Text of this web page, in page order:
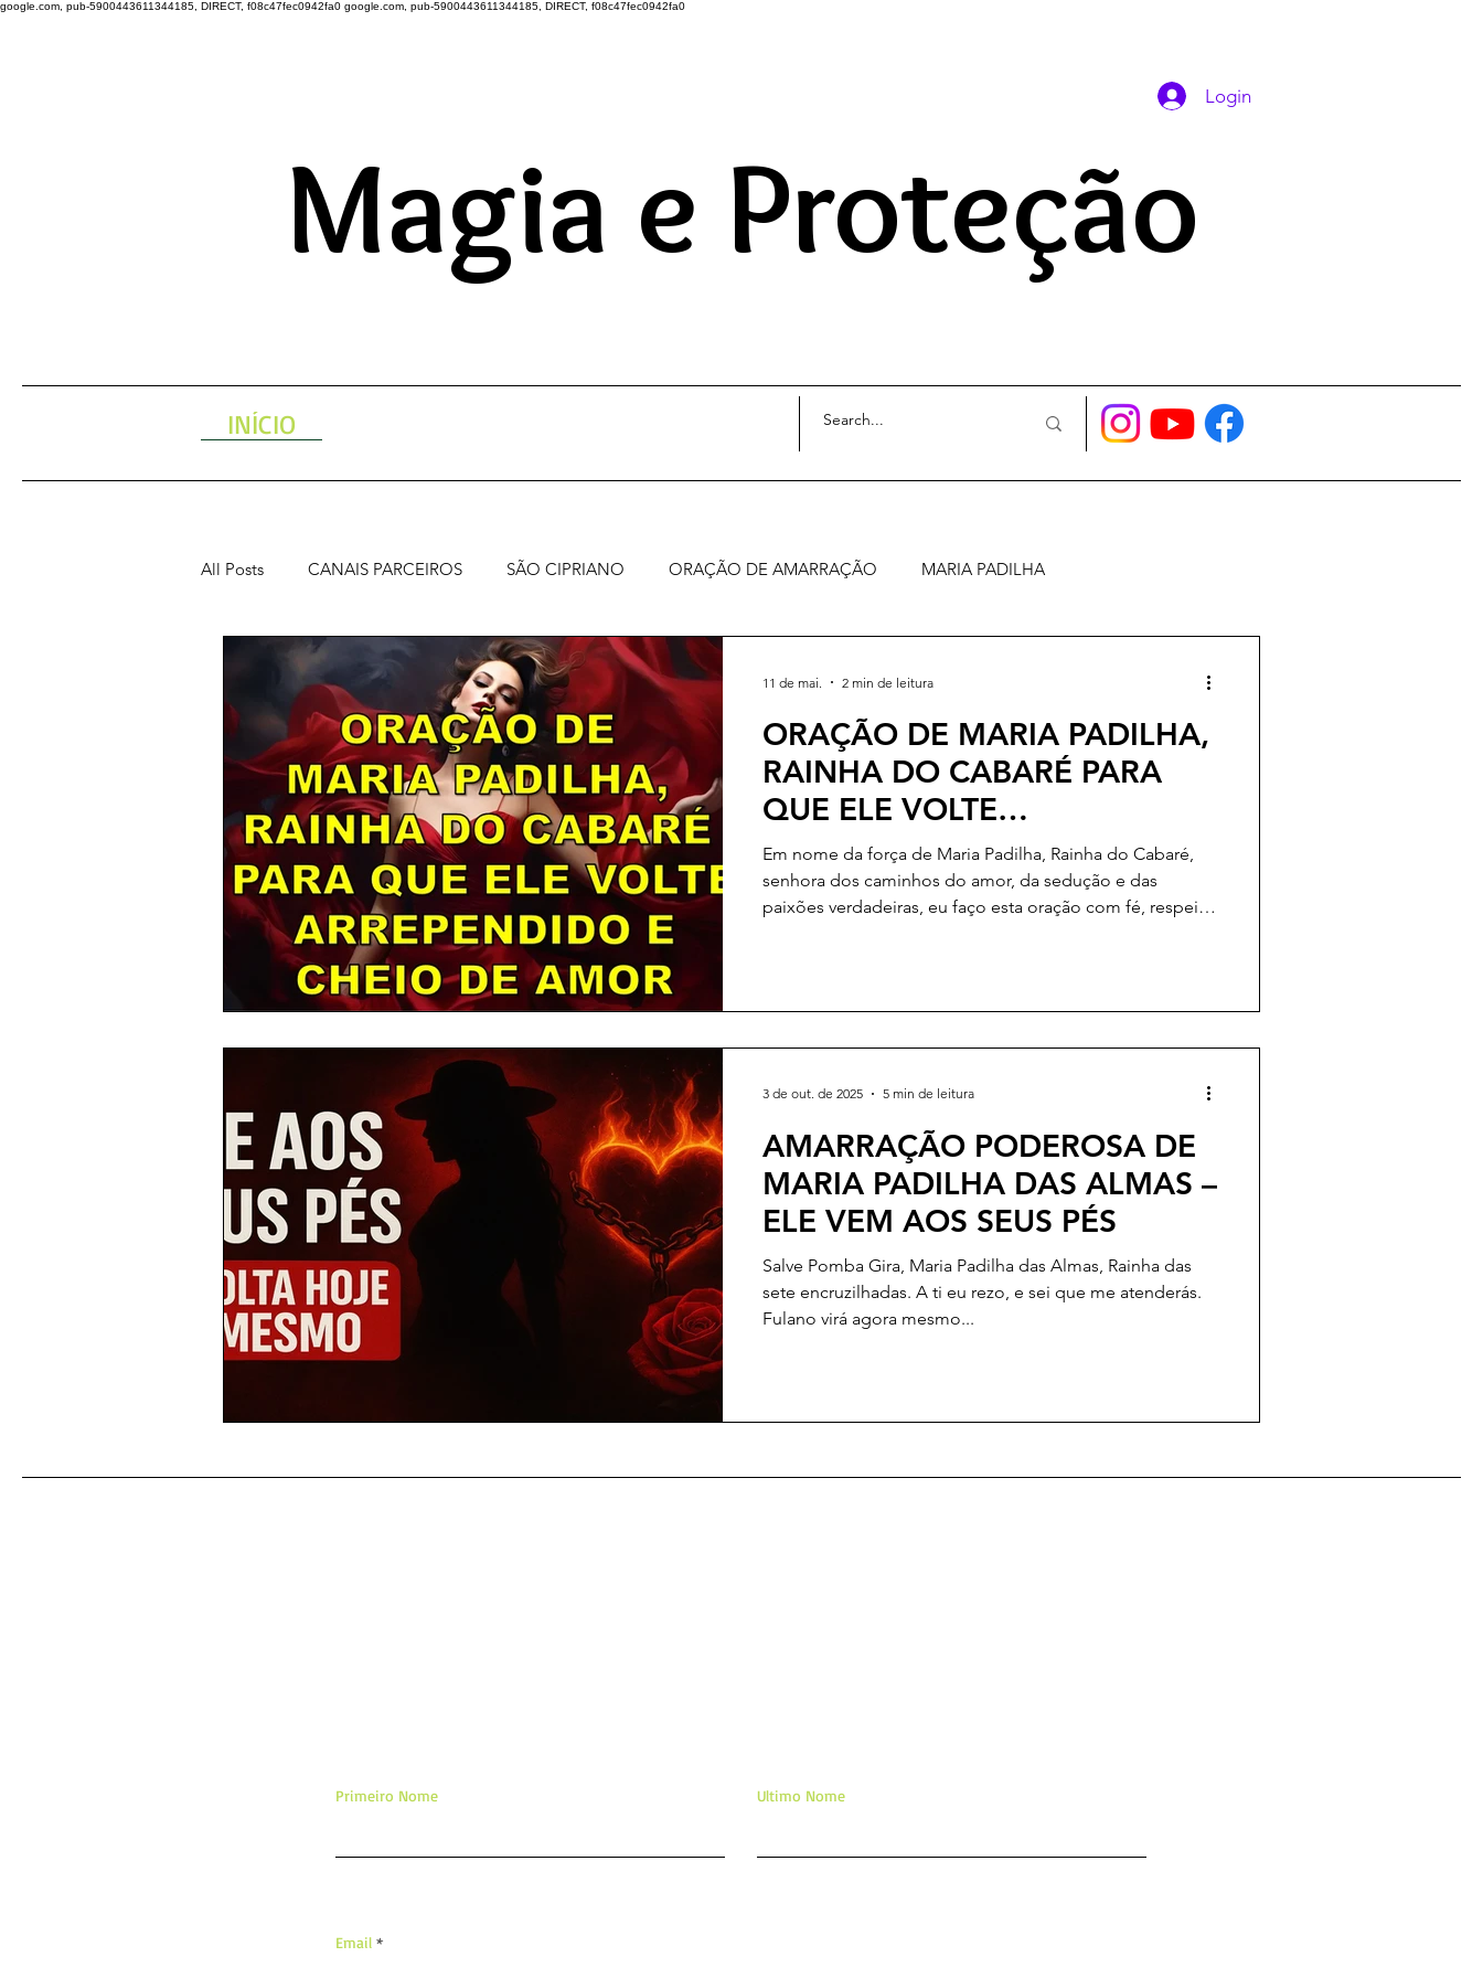
google.com, pub-5900443611344185, DIRECT, f08c47fec0942fa0 google.com, pub-5900443611344185, DIRECT, f08c47fec0942fa0
A ENERGIA DO UNIVERSO ATRAVÉS DAS ORAÇÕES
Magia e Proteção
Login
INÍCIO
All Posts CANAIS PARCEIROS SÃO CIPRIANO ORAÇÃO DE AMARRAÇÃO MARIA PADILHA
ORAÇÕES PODEROSAS
ORAÇÃO DE MARIA PADILHA,
RAINHA DO CABARÉ PARA
QUE ELE VOLTE
ARREPENDIDO E CHEIO DE
AMOR
Em nome da força de Maria Padilha, Rainha do Cabaré,
senhora dos caminhos do amor, da sedução e das
paixões verdadeiras, eu faço esta oração com fé, respeito
amorosa e toque o coração de quem eu amo. Que os
encontre paz
11 de mai. 2 min de leitura
AMARRAÇÃO PODEROSA DE
MARIA PADILHA DAS ALMAS –
ELE VEM AOS SEUS PÉS
Salve Pomba Gira, Maria Padilha das Almas, Rainha das
sete encruzilhadas. A ti eu rezo, e sei que me atenderás.
Fulano virá agora mesmo...
3 de out. de 2025 5 min de leitura
Primeiro Nome Ultimo Nome
Email